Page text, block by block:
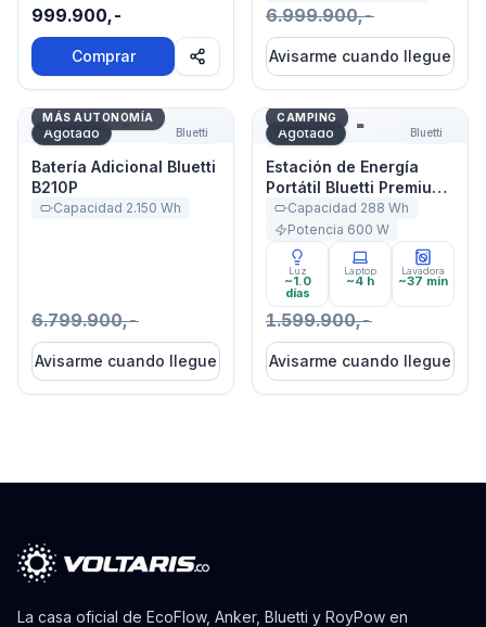
999.900,-
Comprar
6.999.900,-
Avisarme cuando llegue
Batería Adicional Bluetti B210P
Agotado Bluetti
MÁS AUTONOMÍA
Batería Adicional Bluetti
B210P
Capacidad 2.150 Wh
6.799.900,-
Avisarme cuando llegue
Estación de Energía
Agotado Bluetti
CAMPING
Estación de Energía
Portátil Bluetti Premium
30 V2 600W 320Wh
Capacidad 288 Wh
Potencia 600 W
Luz
~1.0
días
Laptop
~4 h
Lavadora
~37 min
1.599.900,-
Avisarme cuando llegue
La casa oficial de EcoFlow, Anker, Bluetti y RoyPow en